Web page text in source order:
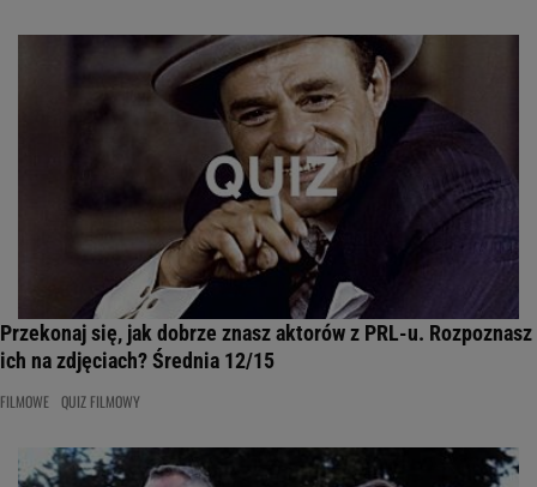
Przekonaj się, jak dobrze znasz aktorów z PRL-u. Rozpoznasz
ich na zdjęciach? Średnia 12/15
FILMOWE QUIZ FILMOWY